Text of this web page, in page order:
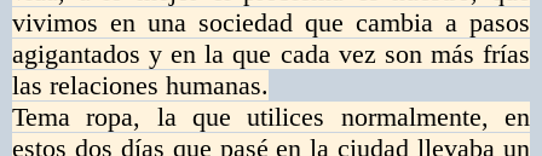
vivimos en una sociedad que cambia a pasos
agigantados y en la que cada vez son más frías
las relaciones humanas.
Tema ropa, la que utilices normalmente, en
estos dos días que pasé en la ciudad llevaba un